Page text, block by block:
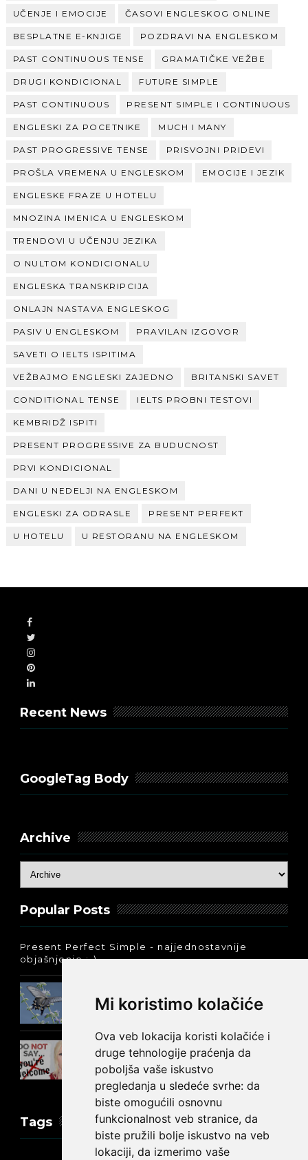
Mi koristimo kolačiće
Ova veb lokacija koristi kolačiće i
druge tehnologije praćenja da
poboljša vaše iskustvo
pregledanja u sledeće svrhe: da
biste omogućili osnovnu
funkcionalnost veb stranice, da
biste pružili bolje iskustvo na veb
lokaciji, da izmerimo vaše
UČENJE I EMOCIJE ČASOVI ENGLESKOG ONLINE
BESPLATNE E-KNJIGE POZDRAVI NA ENGLESKOM
PAST CONTINUOUS TENSE GRAMATIČKE VEŽBE
DRUGI KONDICIONAL FUTURE SIMPLE
PAST CONTINUOUS PRESENT SIMPLE I CONTINUOUS
ENGLESKI ZA POCETNIKE MUCH I MANY
PAST PROGRESSIVE TENSE PRISVOJNI PRIDEVI
PROŠLA VREMENA U ENGLESKOM EMOCIJE I JEZIK
ENGLESKE FRAZE U HOTELU
MNOZINA IMENICA U ENGLESKOM
TRENDOVI U UČENJU JEZIKA
O NULTOM KONDICIONALU
ENGLESKA TRANSKRIPCIJA
ONLAJN NASTAVA ENGLESKOG
PASIV U ENGLESKOM PRAVILAN IZGOVOR
SAVETI O IELTS ISPITIMA
VEŽBAJMO ENGLESKI ZAJEDNO BRITANSKI SAVET
CONDITIONAL TENSE IELTS PROBNI TESTOVI
KEMBRIDŽ ISPITI
PRESENT PROGRESSIVE ZA BUDUCNOST
PRVI KONDICIONAL
DANI U NEDELJI NA ENGLESKOM
ENGLESKI ZA ODRASLE PRESENT PERFEKT
U HOTELU U RESTORANU NA ENGLESKOM
Recent News
GoogleTag Body
Archive
Popular Posts
Present Perfect Simple - najjednostavnije
objašnjenje :-)
engleskom: was ili were
Kako reći NEMA NA ČEMU na
engleskom?
Tags